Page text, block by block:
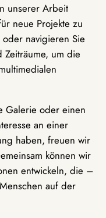
unserer Arbeit
neue Projekte zu
navigieren Sie
um die
Galerie oder einen
an einer
haben, freuen wir
können wir
entwickeln, die –
auf der